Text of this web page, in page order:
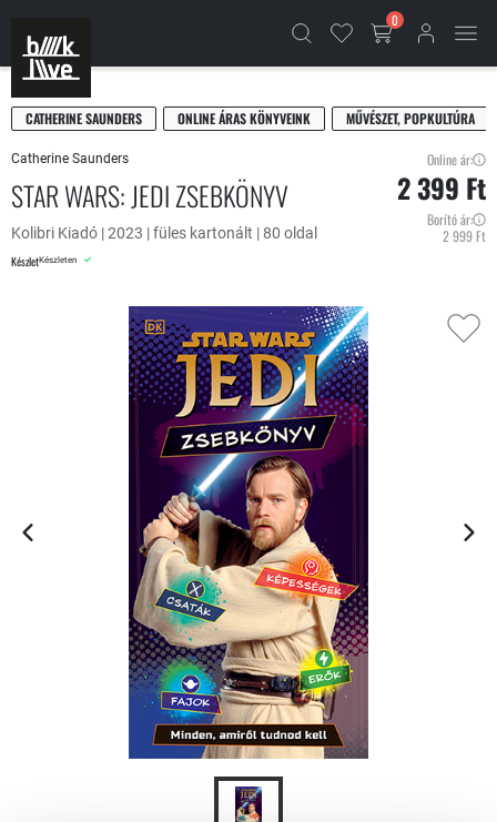
0
CATHERINE SAUNDERS ONLINE ÁRAS KÖNYVEINK MŰVÉSZET, POPKULTÚRA
Catherine Saunders
STAR WARS: JEDI ZSEBKÖNYV
Kolibri Kiadó | 2023 | füles kartonált | 80 oldal
KészletKészleten
Online ár:
2 399 Ft
Borító ár:
2 999 Ft